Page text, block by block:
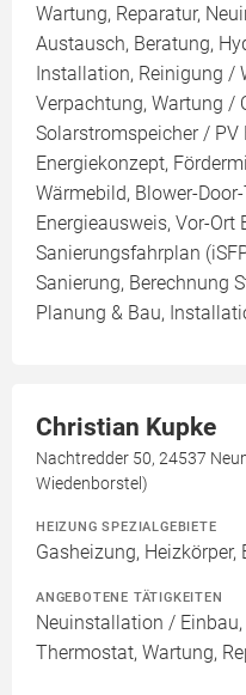
Wartung, Reparatur,
Austausch, Beratung,
Installation, Reinigung /
Verpachtung, Wartung /
Solarstromspeicher / PV
Energiekonzept,
Wärmebild, Blower-
Energieausweis, Vor-
Sanierungsfahrplan
Sanierung, Berechnung
Planung & Bau,
Christian Kupke
Nachtredder 50, 24537
Wiedenborstel)
HEIZUNG SPEZIALGEBIETE
Gasheizung,
ANGEBOTENE TÄTIGKEITEN
Neuinstallation /
Thermostat, Wartung,